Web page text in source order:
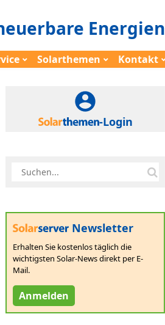
Energien
Solarthemen Kontakt
-Login
Newsletter
Erhalten Sie kostenlos täglich die
wichtigsten Solar-News direkt per E-
Mail.
Anmelden